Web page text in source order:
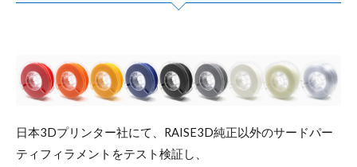
日本3Dプリンター社にて、RAISE3D純正以外のサードパー
ティフィラメントをテスト検証し、